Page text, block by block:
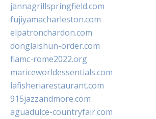
jannagrillspringfield.com
fujiyamacharleston.com
elpatronchardon.com
donglaishun-order.com
fiamc-rome2022.org
mariceworldessentials.com
lafisheriarestaurant.com
915jazzandmore.com
aguadulce-countryfair.com